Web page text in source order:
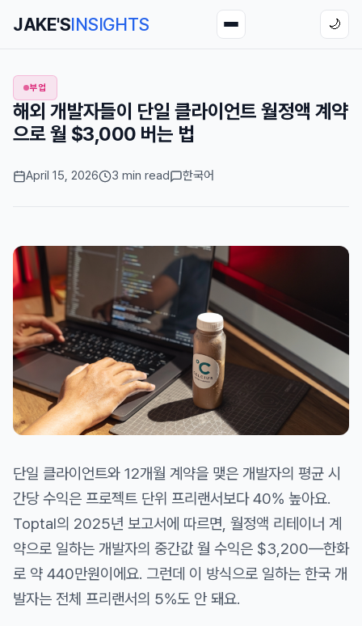
JAKE'SINSIGHTS 🌙
부업
해외 개발자들이 단일 클라이언트 월정액 계약
으로 월 $3,000 버는 법
April 15, 2026 3 min read 한국어
단일 클라이언트와 12개월 계약을 맺은 개발자의 평균 시
간당 수익은 프로젝트 단위 프리랜서보다 40% 높아요.
Toptal의 2025년 보고서에 따르면, 월정액 리테이너 계
약으로 일하는 개발자의 중간값 월 수익은 $3,200—한화
로 약 440만원이에요. 그런데 이 방식으로 일하는 한국 개
발자는 전체 프리랜서의 5%도 안 돼요.